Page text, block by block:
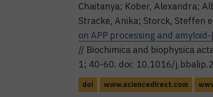
Chaitanya; Kober, Alexandra;
Stracke, Anika; Storck, Steffen
on APP processing and
// Biochimica and biophysica
1; 40-60. doi: 10.1016/
doi www.sciencedirect.com